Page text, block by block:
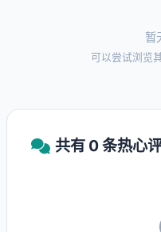
暂
可以尝试浏览
共有 0 条热心